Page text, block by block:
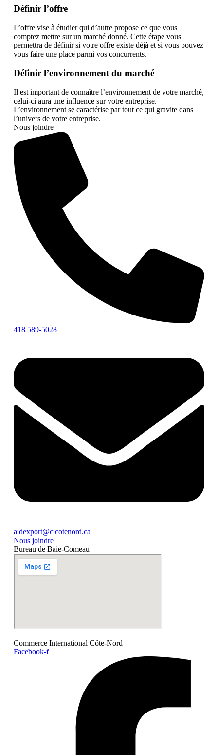
Définir l’offre
L’offre vise à étudier qui d’autre propose ce que vous
comptez mettre sur un marché donné. Cette étape vous
permettra de définir si votre offre existe déjà et si vous pouvez
vous faire une place parmi vos concurrents.
Définir l’environnement du marché
Il est important de connaître l’environnement de votre marché,
celui-ci aura une influence sur votre entreprise.
L’environnement se caractérise par tout ce qui gravite dans
l’univers de votre entreprise.
Nous joindre
418 589-5028
aidexport@cicotenord.ca
Nous joindre
Bureau de Baie-Comeau
Commerce International Côte-Nord
Facebook-f